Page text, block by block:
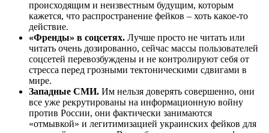
происходящим и неизвестным будущим, которым
кажется, что распространение фейков – хоть какое-то
действие.
«Френды» в соцсетях. Лучше просто не читать или
читать очень дозированно, сейчас массы пользователей
соцсетей перевозбуждены и не контролируют себя от
стресса перед грозными тектоническими сдвигами в
мире.
Западные СМИ. Им нельзя доверять совершенно, они
все уже рекрутированы на информационную войну
против России, они фактически занимаются
«отмывкой» и легитимизацией украинских фейков для